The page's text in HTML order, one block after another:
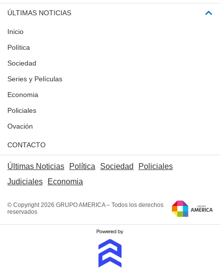
ÚLTIMAS NOTICIAS
Inicio
Política
Sociedad
Series y Películas
Economia
Policiales
Ovación
CONTACTO
Últimas Noticias Política Sociedad
Policiales
Judiciales
Economia
© Copyright 2026 GRUPO AMERICA – Todos los derechos
reservados